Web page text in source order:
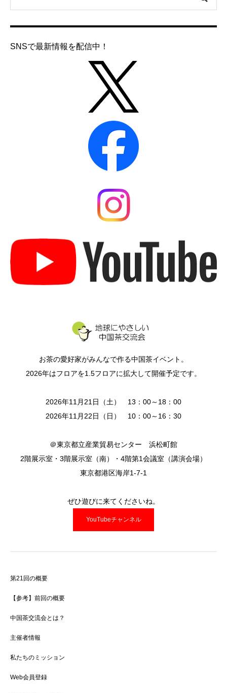
SNSで最新情報を配信中！
お茶の愛好家がみんなで作る中国茶イベント。
2026年はフロアを1.5フロアに拡大して開催予定です。
2026年11月21日（土） 13：00～18：00
2026年11月22日（日） 10：00～16：30
＠東京都立産業貿易センター 浜松町館
2階展示室・3階展示室（南）・4階第1会議室（講演会場）
東京都港区海岸1-7-1
ぜひ遊びに来てくださいね。
YouTubeチャンネル
第21回の概要
【参考】前回の概要
中国茶交流会とは？
主催者情報
私たちのミッション
Web会員登録